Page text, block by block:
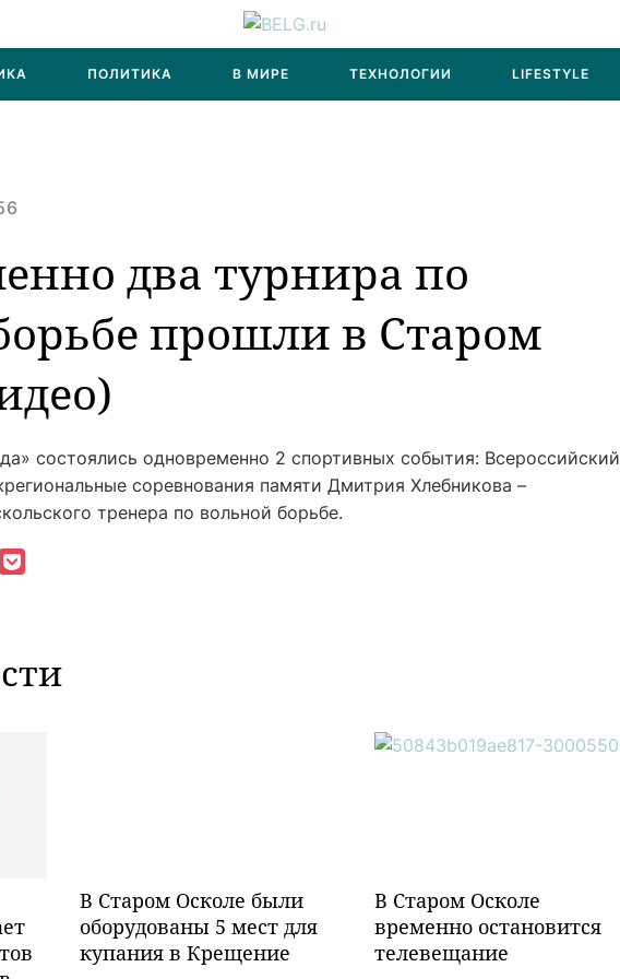
ПОЛИТИКА В МИРЕ ТЕХНОЛОГИИ LIFESTYLE
два турнира по
прошли в Старом
состоялись одновременно 2 спортивных события: Всероссийский
соревнования памяти Дмитрия Хлебникова –
тренера по вольной борьбе.
В Старом Осколе были
оборудованы 5 мест для
купания в Крещение
В Старом Осколе
временно остановится
телевещание